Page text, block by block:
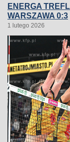
ENERGA
WARSZAWA 0:3
1 lutego 2026